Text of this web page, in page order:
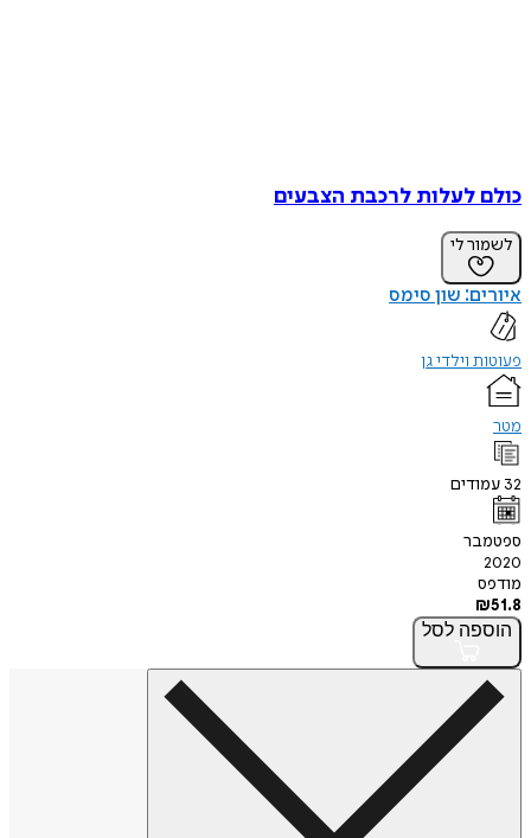
כולם לעלות לרכבת הצבעים
לשמור לי
איורים: שון סימס
פעוטות וילדי גן
מטר
32 עמודים
ספטמבר
2020
מודפס
₪51.8
הוספה לסל